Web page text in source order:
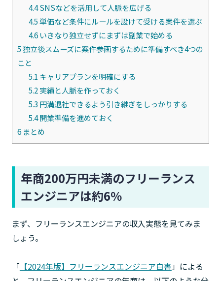
4.4SNSなどを活用して人脈を広げる
4.5単価など条件にルールを設けて受ける案件を選ぶ
4.6いきなり独立せずにまずは副業で始める
5 独立後スムーズに案件参画するために準備すべき4つの
こと
5.1 キャリアプランを明確にする
5.2実績と人脈を作っておく
5.3 円満退社できるよう引き継ぎをしっかりする
5.4開業準備を進めておく
6まとめ
年商200万円未満のフリーランス
エンジニアは約6％
まず、フリーランスエンジニアの収入実態を見てみま
しょう。
「 【2024年版】フリーランスエンジニア白書」による